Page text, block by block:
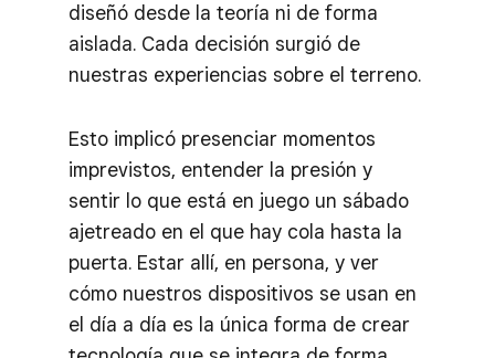
diseñó desde la teoría ni de forma
aislada. Cada decisión surgió de
nuestras experiencias sobre el terreno.
Esto implicó presenciar momentos
imprevistos, entender la presión y
sentir lo que está en juego un sábado
ajetreado en el que hay cola hasta la
puerta. Estar allí, en persona, y ver
cómo nuestros dispositivos se usan en
el día a día es la única forma de crear